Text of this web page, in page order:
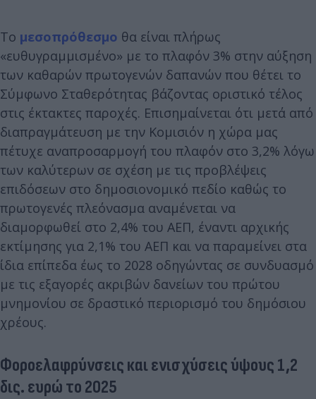
Το μεσοπρόθεσμο θα είναι πλήρως
«ευθυγραμμισμένο» με το πλαφόν 3% στην αύξηση
των καθαρών πρωτογενών δαπανών που θέτει το
Σύμφωνο Σταθερότητας βάζοντας οριστικό τέλος
στις έκτακτες παροχές. Επισημαίνεται ότι μετά από
διαπραγμάτευση με την Κομισιόν η χώρα μας
πέτυχε αναπροσαρμογή του πλαφόν στο 3,2% λόγω
των καλύτερων σε σχέση με τις προβλέψεις
επιδόσεων στο δημοσιονομικό πεδίο καθώς το
πρωτογενές πλεόνασμα αναμένεται να
διαμορφωθεί στο 2,4% του ΑΕΠ, έναντι αρχικής
εκτίμησης για 2,1% του ΑΕΠ και να παραμείνει στα
ίδια επίπεδα έως το 2028 οδηγώντας σε συνδυασμό
με τις εξαγορές ακριβών δανείων του πρώτου
μνημονίου σε δραστικό περιορισμό του δημόσιου
χρέους.
Φοροελαφρύνσεις και ενισχύσεις ύψους 1,2
δις. ευρώ το 2025